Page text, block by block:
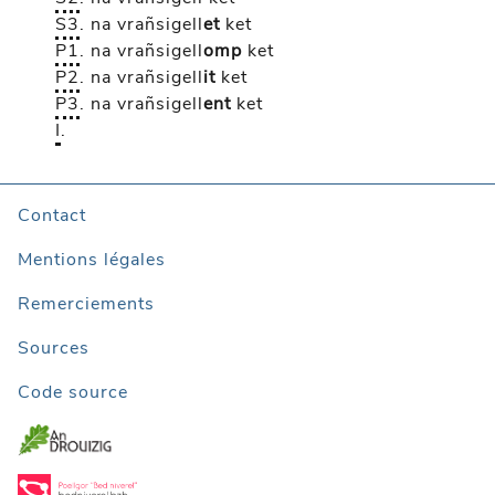
S3. na vrañsigellet ket
P1. na vrañsigellomp ket
P2. na vrañsigellit ket
P3. na vrañsigellent ket
I.
Contact
Mentions légales
Remerciements
Sources
Code source